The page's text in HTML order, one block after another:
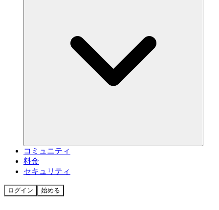
コミュニティ
料金
セキュリティ
ログイン 始める